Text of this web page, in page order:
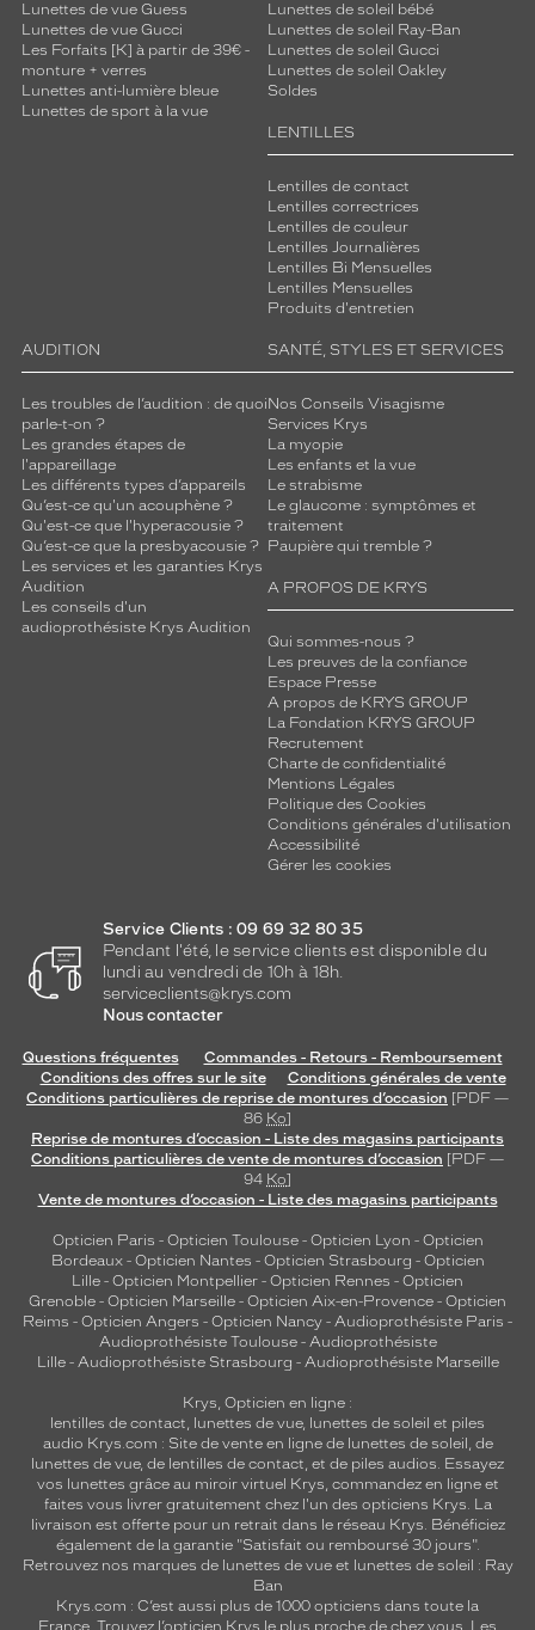
Lunettes de vue Guess
Lunettes de vue Gucci
Les Forfaits [K] à partir de 39€ -
monture + verres
Lunettes anti-lumière bleue
Lunettes de sport à la vue
Lunettes de soleil bébé
Lunettes de soleil Ray-Ban
Lunettes de soleil Gucci
Lunettes de soleil Oakley
Soldes
LENTILLES
Lentilles de contact
Lentilles correctrices
Lentilles de couleur
Lentilles Journalières
Lentilles Bi Mensuelles
Lentilles Mensuelles
Produits d'entretien
AUDITION
Les troubles de l’audition : de quoi
parle-t-on ?
Les grandes étapes de
l'appareillage
Les différents types d’appareils
Qu’est-ce qu'un acouphène ?
Qu'est-ce que l'hyperacousie ?
Qu’est-ce que la presbyacousie ?
Les services et les garanties Krys
Audition
Les conseils d'un
audioprothésiste Krys Audition
SANTÉ, STYLES ET SERVICES
Nos Conseils Visagisme
Services Krys
La myopie
Les enfants et la vue
Le strabisme
Le glaucome : symptômes et
traitement
Paupière qui tremble ?
A PROPOS DE KRYS
Qui sommes-nous ?
Les preuves de la confiance
Espace Presse
A propos de KRYS GROUP
La Fondation KRYS GROUP
Recrutement
Charte de confidentialité
Mentions Légales
Politique des Cookies
Conditions générales d'utilisation
Accessibilité
Gérer les cookies
Service Clients : 09 69 32 80 35
Pendant l'été, le service clients est disponible du
lundi au vendredi de 10h à 18h.
serviceclients@krys.com
Nous contacter
Questions fréquentes
Commandes - Retours - Remboursement
Conditions des offres sur le site
Conditions générales de vente
Conditions particulières de reprise de montures d’occasion [PDF —
86 Ko]
Reprise de montures d’occasion - Liste des magasins participants
Conditions particulières de vente de montures d’occasion [PDF —
94 Ko]
Vente de montures d’occasion - Liste des magasins participants
Opticien Paris - Opticien Toulouse- Opticien Lyon - Opticien
Bordeaux- Opticien Nantes - Opticien Strasbourg - Opticien
Lille - Opticien Montpellier - Opticien Rennes - Opticien
Grenoble - Opticien Marseille - Opticien Aix-en-Provence - Opticien
Reims - Opticien Angers - Opticien Nancy - Audioprothésiste Paris -
Audioprothésiste Toulouse- Audioprothésiste
Lille- Audioprothésiste Strasbourg - Audioprothésiste Marseille
Krys, Opticien en ligne :
lentilles de contact, lunettes de vue, lunettes de soleil et piles
audio Krys.com : Site de vente en ligne de lunettes de soleil, de
lunettes de vue, de lentilles de contact, et de piles audios. Essayez
vos lunettes grâce au miroir virtuel Krys, commandez en ligne et
faites vous livrer gratuitement chez l'un des opticiens Krys. La
livraison est offerte pour un retrait dans le réseau Krys. Bénéficiez
également de la garantie "Satisfait ou remboursé 30 jours".
Retrouvez nos marques de lunettes de vue et lunettes de soleil : Ray
Ban
Krys.com : C’est aussi plus de 1000 opticiens dans toute la
France. Trouvez l’opticien Krys le plus proche de chez vous . Les